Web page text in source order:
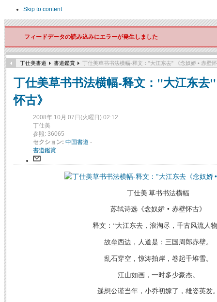
Skip to content
フィードデータの読み込みにエラーが発生しました
丁仕美書道 書道鑑賞 丁仕美草书书法横幅-释文："大江东去" 《念奴娇 • 赤壁
丁仕美草书书法横幅-释文："大江东去
怀古》
2008年 10月 07日(火曜日) 02:12
丁仕美
参照: 36065
セクション: 中国書道 -
書道鑑賞
丁仕美 草书书法横幅
苏轼诗选《念奴娇 • 赤壁怀古》
释文：“大江东去，浪淘尽，千古风流人
故垒西边，人道是：三国周郎赤壁。
乱石穿空，惊涛拍岸，卷起千堆雪。
江山如画，一时多少豪杰。
遥想公谨当年，小乔初嫁了，雄姿英发